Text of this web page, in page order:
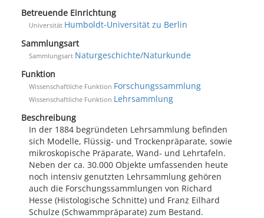
Betreuende Einrichtung
Universität Humboldt-Universität zu Berlin
Sammlungsart
Sammlungsart Naturgeschichte/Naturkunde
Funktion
Wissenschaftliche Funktion Forschungssammlung
Wissenschaftliche Funktion Lehrsammlung
Beschreibung
In der 1884 begründeten Lehrsammlung befinden
sich Modelle, Flüssig- und Trockenpräparate, sowie
mikroskopische Präparate, Wand- und Lehrtafeln.
Neben der ca. 30.000 Objekte umfassenden heute
noch intensiv genutzten Lehrsammlung gehören
auch die Forschungssammlungen von Richard
Hesse (Histologische Schnitte) und Franz Eilhard
Schulze (Schwammpräparate) zum Bestand.